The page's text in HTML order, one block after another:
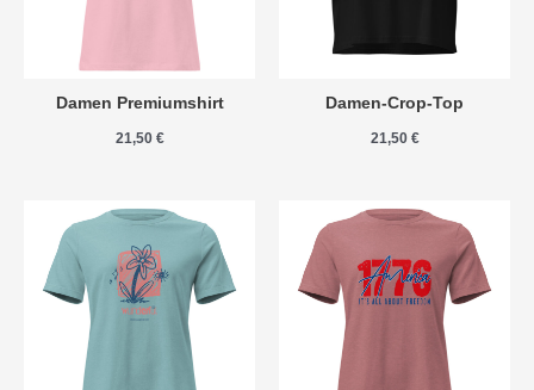
Damen Premiumshirt
21,50 €
Damen-Crop-Top
21,50 €